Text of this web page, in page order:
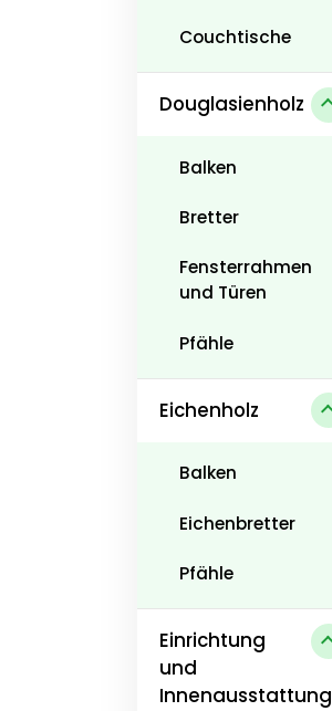
Couchtische
Douglasienholz
Balken
Bretter
Fensterrahmen
und Türen
Pfähle
Eichenholz
Balken
Eichenbretter
Pfähle
Einrichtung
und
Innenausstattung